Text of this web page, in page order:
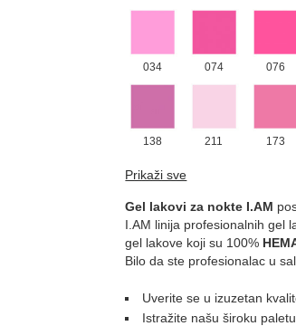
034 074 076
138 211 173
SIVA
011 058
Prikaži sve
Gel lakovi za nokte I.AM
I.AM linija profesionalnih gel
gel lakove koji su 100%
Bilo da ste profesionalac u
Uverite se u izuzetan
Istražite našu široku